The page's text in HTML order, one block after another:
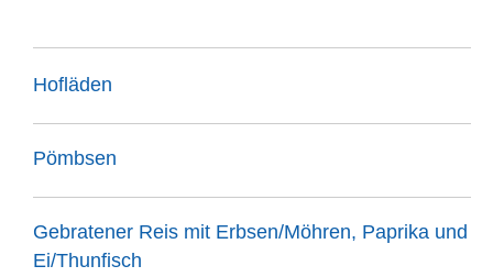
Hofläden
Pömbsen
Gebratener Reis mit Erbsen/Möhren, Paprika und
Ei/Thunfisch